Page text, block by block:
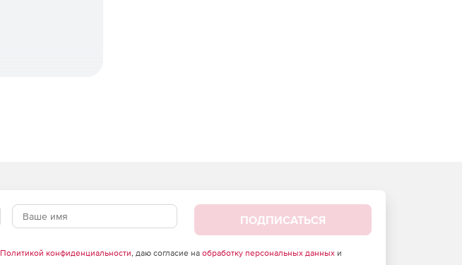
ПОДПИСАТЬСЯ
Политикой конфиденциальности, даю согласие на обработку персональных данныхи